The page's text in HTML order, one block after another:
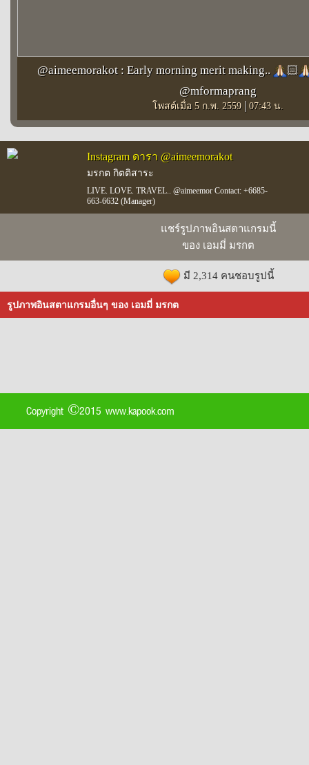
@aimeemorakot : Early morning merit making..
🏻
@mformaprang
โพสต์เมื่อ 5 ก.พ. 2559 | 07:43 น.
Instagram ดารา @aimeemorakot
มรกต กิตติสาระ
LIVE. LOVE. TRAVEL.. @aimeemor Contact: +6685-
663-6632 (Manager)
แชร์รูปภาพอินสตาแกรมนี้
ของ เอมมี่ มรกต
มี 2,314 คนชอบรูปนี้
รูปภาพอินสตาแกรมอื่นๆ ของ เอมมี่ มรกต
Copyright ©2015 www.kapook.com